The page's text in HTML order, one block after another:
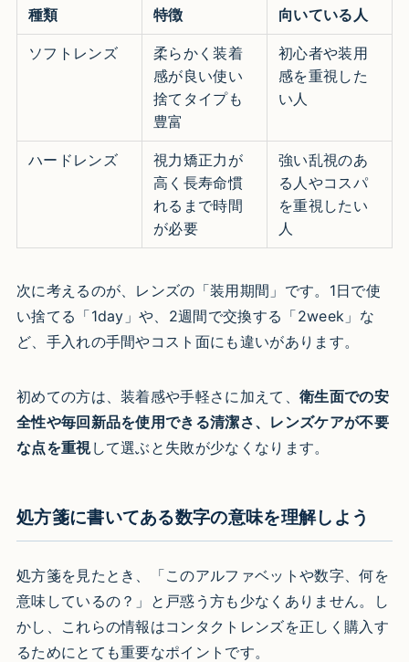
種類 特徴 向いている人
ソフトレンズ
柔らかく装着
感が良い使い
捨てタイプも
豊富
初心者や装用
感を重視した
い人
ハードレンズ
視力矯正力が
高く長寿命慣
れるまで時間
が必要
強い乱視のあ
る人やコスパ
を重視したい
人
次に考えるのが、レンズの「装用期間」です。1日で使
い捨てる「1day」や、2週間で交換する「2week」な
ど、手入れの手間やコスト面にも違いがあります。
初めての方は、装着感や手軽さに加えて、衛生面での安
全性や毎回新品を使用できる清潔さ、レンズケアが不要
な点を重視して選ぶと失敗が少なくなります。
処方箋に書いてある数字の意味を理解しよう
処方箋を見たとき、「このアルファベットや数字、何を
意味しているの？」と戸惑う方も少なくありません。し
かし、これらの情報はコンタクトレンズを正しく購入す
るためにとても重要なポイントです。